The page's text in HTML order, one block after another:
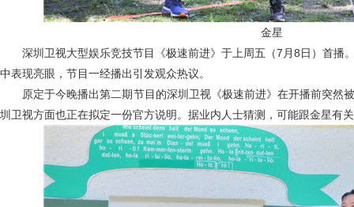
金星
深圳卫视大型娱乐竞技节目《极速前进》于上周五（7月8日）首播
中表现亮眼，节目一经播出引发观众热议。
原定于今晚播出第二期节目的深圳卫视《极速前进》在开播前突然
圳卫视方面也正在拟定一份官方说明。据业内人士猜测，可能跟金星有